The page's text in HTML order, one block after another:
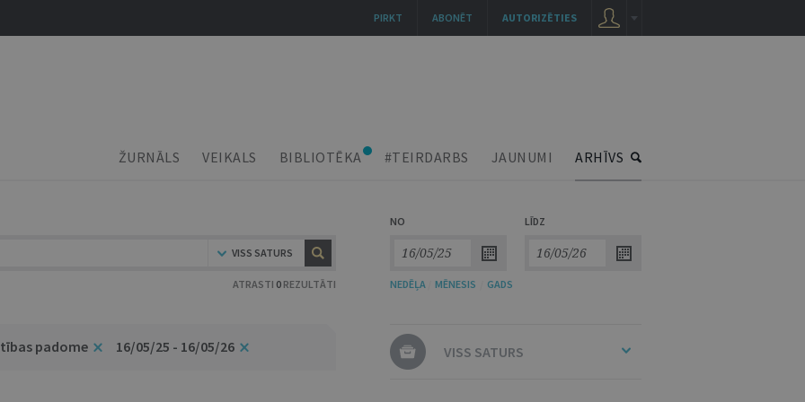
ŽURNĀLS VEIKALS BIBLIOTĒKA #TEIRDARBS JAUNUMI ARHĪVS
VISS SATURS
ATRASTI 0 REZULTĀTI
NO LĪDZ
NEDĒĻA MĒNESIS GADS
padome 16/05/25 - 16/05/26 VISS SATURS
AUTORIZĒTIES
ABONĒT
PIRKT